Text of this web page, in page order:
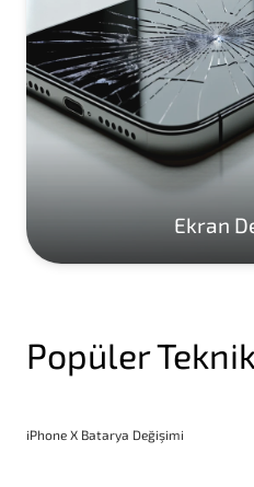
Ekran
Popüler
iPhone X Batarya Değişimi